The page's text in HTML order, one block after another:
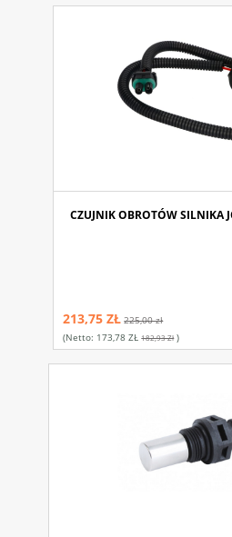
CZUJNIK OBROTÓW SILNIKA
213,75 ZŁ 225,00 zł
(netto: 173,78 ZŁ 182,93 Zł)